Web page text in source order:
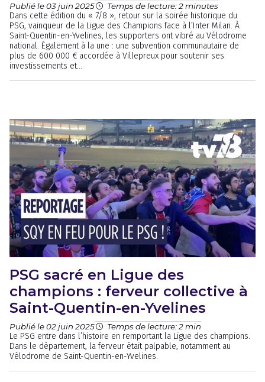
Publié le 03 juin 2025 Temps de lecture: 2 minutes
Dans cette édition du « 7/8 », retour sur la soirée historique du
PSG, vainqueur de la Ligue des Champions face à l’Inter Milan. À
Saint-Quentin-en-Yvelines, les supporters ont vibré au Vélodrome
national. Également à la une : une subvention communautaire de
plus de 600 000 € accordée à Villepreux pour soutenir ses
investissements et...
PSG sacré en Ligue des
champions : ferveur collective à
Saint-Quentin-en-Yvelines
Publié le 02 juin 2025 Temps de lecture: 2 min
Le PSG entre dans l’histoire en remportant la Ligue des champions.
Dans le département, la ferveur était palpable, notamment au
Vélodrome de Saint-Quentin-en-Yvelines.